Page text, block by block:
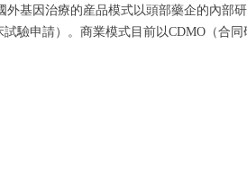
基因治療的産品模式以頭部藥企的內部
驗申請）。商業模式目前以CDMO（合同